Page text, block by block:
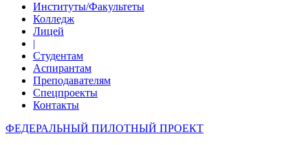
Институты/Факультеты
Колледж
Лицей
|
Студентам
Аспирантам
Преподавателям
Спецпроекты
Контакты
ФЕДЕРАЛЬНЫЙ ПИЛОТНЫЙ ПРОЕКТ